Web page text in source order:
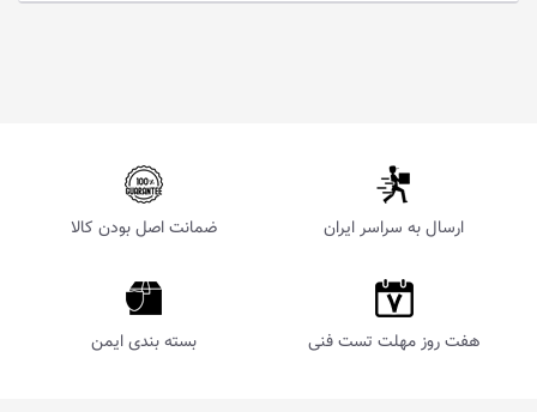
ارسال به سراسر ایران ضمانت اصل بودن کالا
هفت روز مهلت تست فنی بسته بندی ایمن